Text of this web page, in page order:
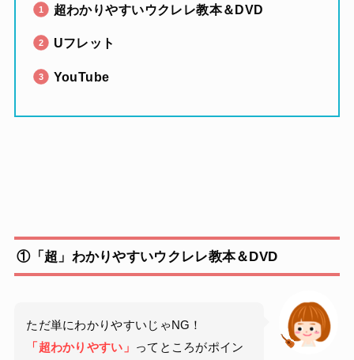
超わかりやすいウクレレ教本＆DVD
Uフレット
YouTube
①「超」わかりやすいウクレレ教本＆DVD
ただ単にわかりやすいじゃNG！
「超わかりやすい」
ってところがポイン